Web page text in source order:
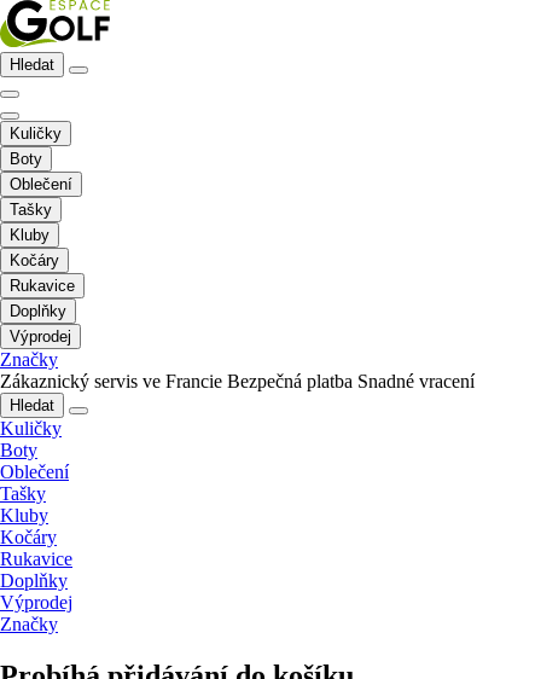
Hledat
Kuličky
Boty
Oblečení
Tašky
Kluby
Kočáry
Rukavice
Doplňky
Výprodej
Značky
Zákaznický servis ve Francie Bezpečná platba Snadné vracení
Hledat
Kuličky
Boty
Oblečení
Tašky
Kluby
Kočáry
Rukavice
Doplňky
Výprodej
Značky